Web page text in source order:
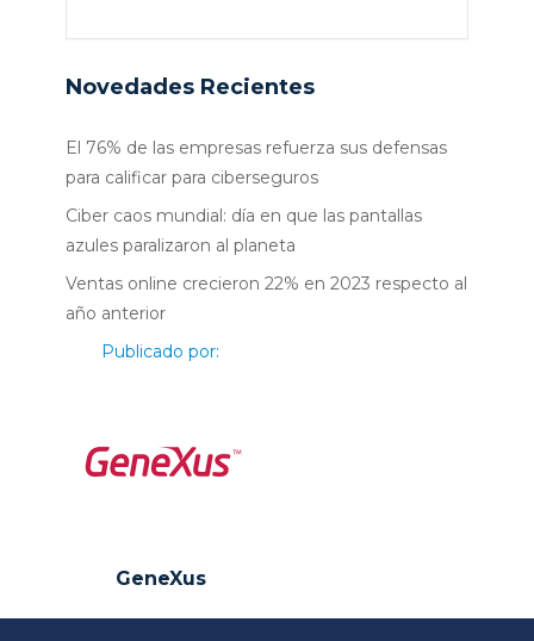
Novedades Recientes
El 76% de las empresas refuerza sus defensas
para calificar para ciberseguros
Ciber caos mundial: día en que las pantallas
azules paralizaron al planeta
Ventas online crecieron 22% en 2023 respecto al
año anterior
Publicado por:
GeneXus